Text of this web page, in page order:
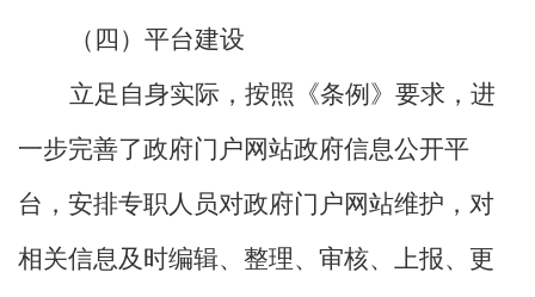
（四）平台建设
立足自身实际，按照《条例》要求，进
一步完善了政府门户网站政府信息公开平
台，安排专职人员对政府门户网站维护，对
相关信息及时编辑、整理、审核、上报、更